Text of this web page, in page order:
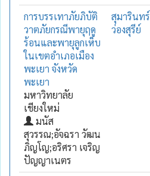
การบรรเทาภัยภิบัติ
วาตภัยกรณีพายุฤดู
ร้อนและพายุลูกเห็บ
ในเขตอำเภอเมือง
พะเยา จังหวัด
พะเยา
มหาวิทยาลัย
เชียงใหม่
มนัส
สุวรรณ;อัจฉรา วัฒน
ภิญโญ;อริศรา เจริญ
ปัญญาเนตร
สุมารินทร์
ว่องสุรีย์